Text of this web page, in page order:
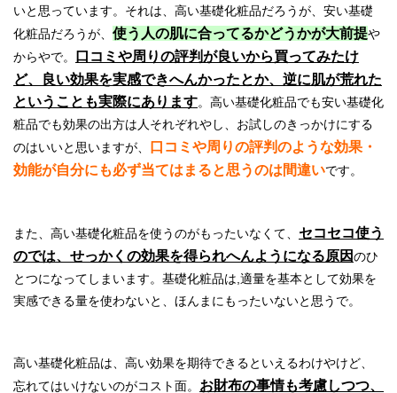
いと思っています。それは、高い基礎化粧品だろうが、安い基礎
化粧品だろうが、 使う人の肌に合ってるかどうかが大前提や
からやで。
口コミや周りの評判が良いから買ってみたけ
ど、良い効果を実感できへんかったとか、逆に肌が荒れた
ということも実際にあります。高い基礎化粧品でも安い基礎化
粧品でも効果の出方は人それぞれやし、お試しのきっかけにする
のはいいと思いますが、
口コミや周りの評判のような効果・
効能が自分にも必ず当てはまると思うのは間違いです。
また、高い基礎化粧品を使うのがもったいなくて、 セコセコ使う
のでは、せっかくの効果を得られへんようになる原因のひ
とつになってしまいます。基礎化粧品は,適量を基本として効果を
実感できる量を使わないと、ほんまにもったいないと思うで。
高い基礎化粧品は、高い効果を期待できるといえるわけやけど、
忘れてはいけないのがコスト面。 お財布の事情も考慮しつつ、